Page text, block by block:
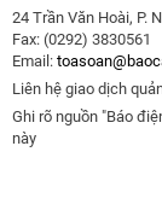
24 Trần Văn Hoài, P.
Fax: (0292) 3830561
Email:
Liên hệ giao dịch
Ghi rõ nguồn "Báo
này